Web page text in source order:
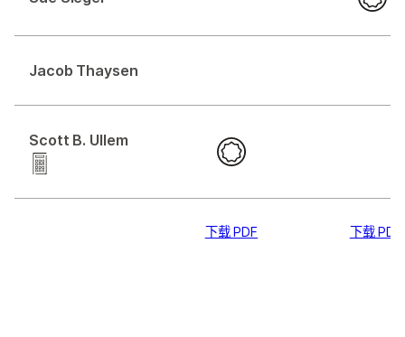
Jacob Thaysen
Scott B. Ullem
下载 PDF 下载 PDF